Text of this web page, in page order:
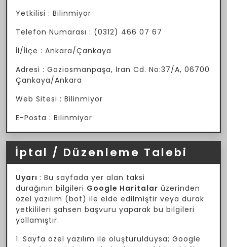
Yetkilisi : Bilinmiyor
Telefon Numarası : (0312) 466 07 67
İl/İlçe : Ankara/Çankaya
Adresi : Gaziosmanpaşa, İran Cd. No:37/A, 06700
Çankaya/Ankara
Web Sitesi : Bilinmiyor
E-Posta : Bilinmiyor
İptal / Düzenleme Talebi
Uyarı : Bu sayfada yer alan taksi
durağının bilgileri Google Haritalar üzerinden
özel yazılım (bot) ile elde edilmiştir veya durak
yetkilileri şahsen başvuru yaparak bu bilgileri
yollamıştır.
1. Sayfa özel yazılım ile oluşturulduysa; Google